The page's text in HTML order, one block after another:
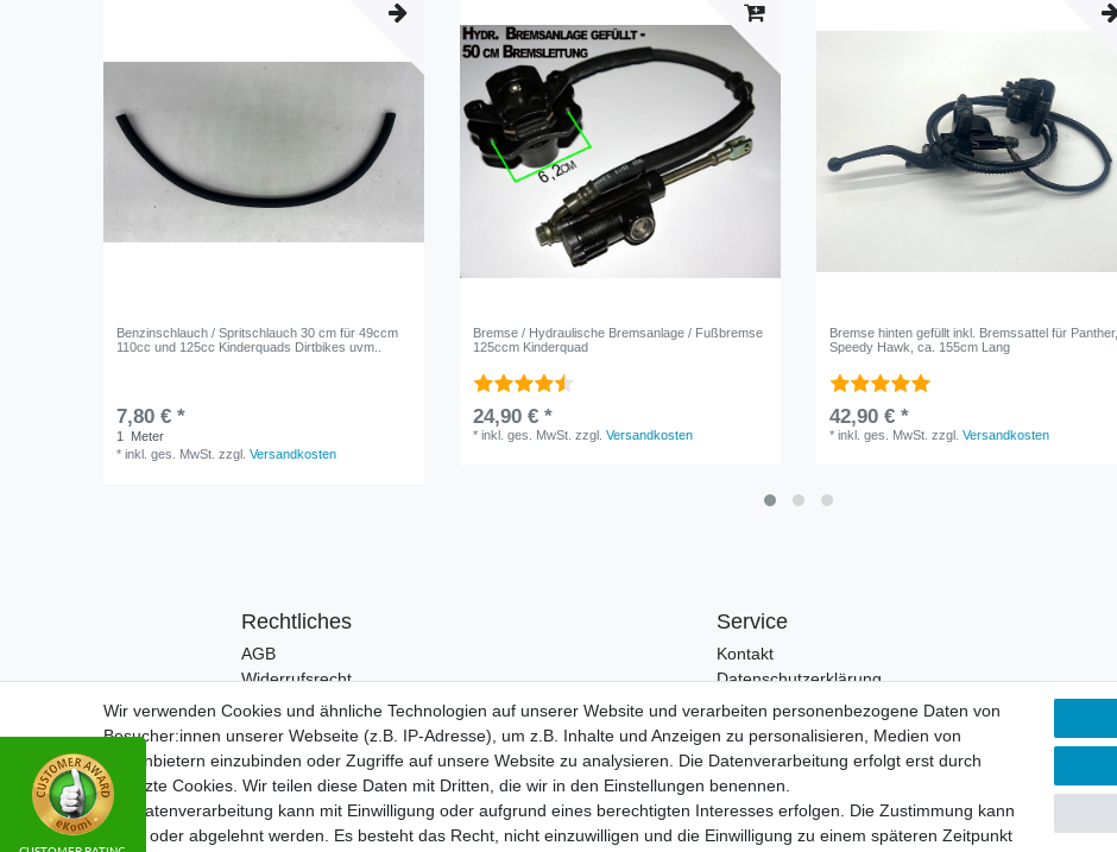
Benzinschlauch / Spritschlauch 30 cm für 49ccm
110cc und 125cc Kinderquads Dirtbikes uvm..
7,80 € *
1
Meter
*inkl. ges. MwSt. zzgl.Versandkosten
Bremse / Hydraulische Bremsanlage / Fußbremse
125ccm Kinderquad
24,90 € *
*inkl. ges. MwSt. zzgl.Versandkosten
Bremse hinten gefüllt inkl. Bremssattel für Panther,
Speedy Hawk, ca. 155cm Lang
42,90 € *
*inkl. ges. MwSt. zzgl.Versandkosten
Rechtliches
AGB
Widerrufsrecht
Impressum
Datenschutzerklärung
Service
Kontakt
Datenschutzerklärung
© Copyright 2026 | Alle Rechte vorbehalten.
Wir verwenden Cookies und ähnliche Technologien auf unserer Website und verarbeiten personenbezogene Daten von
Besucher:innen unserer Webseite (z.B. IP-Adresse), um z.B. Inhalte und Anzeigen zu personalisieren, Medien von
Drittanbietern einzubinden oder Zugriffe auf unsere Website zu analysieren. Die Datenverarbeitung erfolgt erst durch
gesetzte Cookies. Wir teilen diese Daten mit Dritten, die wir in den Einstellungen benennen.
Die Datenverarbeitung kann mit Einwilligung oder aufgrund eines berechtigten Interesses erfolgen. Die Zustimmung kann
erteilt oder abgelehnt werden. Es besteht das Recht, nicht einzuwilligen und die Einwilligung zu einem späteren Zeitpunkt